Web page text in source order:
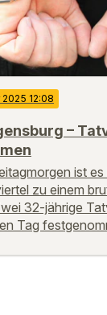
12:08
–
ist
zu einem
32-jährige
Tag